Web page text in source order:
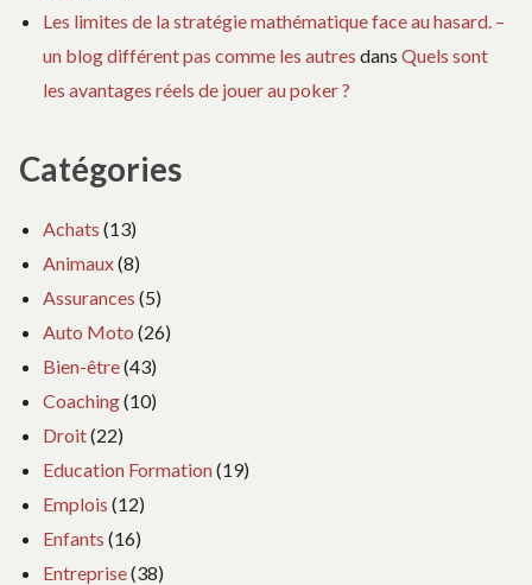
Les limites de la stratégie mathématique face au hasard. –
un blog différent pas comme les autres dans Quels sont
les avantages réels de jouer au poker ?
Catégories
Achats (13)
Animaux(8)
Assurances (5)
Auto Moto (26)
Bien-être(43)
Coaching(10)
Droit(22)
Education Formation(19)
Emplois (12)
Enfants (16)
Entreprise(38)